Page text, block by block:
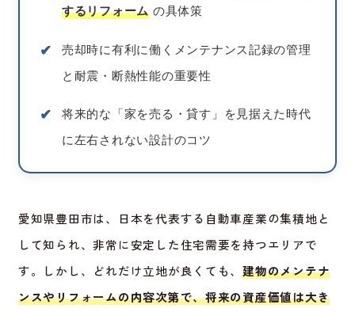
するリフォーム の具体策
✔︎
売却時に有利に働くメンテナンス記録の管理
と耐震・断熱性能の重要性
✔︎
将来的な「家を売る・貸す」を見据えた時代
に左右されない設計のコツ
愛知県豊田市は、日本を代表する自動車産業の集積地と
して知られ、非常に安定した住宅需要を持つエリアで
す。しかし、どれだけ立地が良くても、建物のメンテナ
ンスやリフォームの内容次第で、将来の資産価値は大き